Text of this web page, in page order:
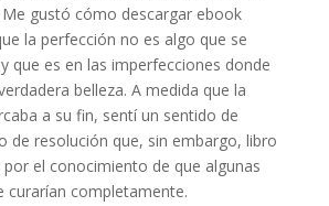
gustó cómo descargar ebook
la perfección no es algo que se
que es en las imperfecciones donde
belleza. A medida que la
a su fin, sentí un sentido de
de resolución que, sin embargo, libro
el conocimiento de que algunas
curarían completamente.